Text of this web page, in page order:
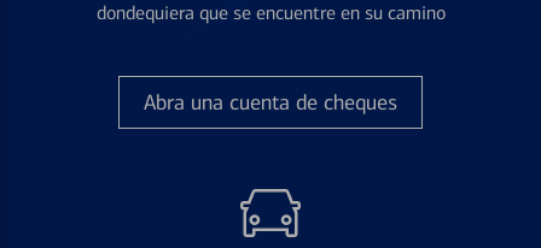
dondequiera que se encuentre en su camino
Abra una cuenta de cheques